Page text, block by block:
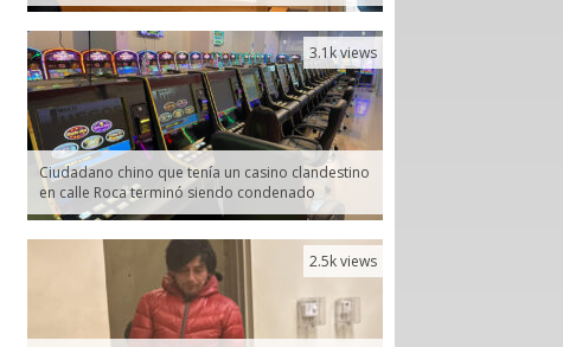
Ciudadano chino que tenía un casino clandestino
en calle Roca terminó siendo condenado
3.1k views
2.5k views